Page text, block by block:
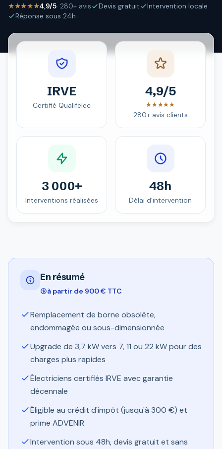
★★★★★4,9/5· 280+ avis Devis gratuit
Intervention locale
Réponse sous 24h
IRVE
Certifié Qualifelec
4,9/5
★★★★★
280+ avis clients
3 000+
Interventions réalisées
48h
Délai d'intervention
En résumé
à partir de 900 € TTC
Remplacement de borne obsolète,
endommagée ou sous-dimensionnée
Upgrade de 3,7 kW vers 7, 11 ou 22 kW pour des
charges plus rapides
Électriciens certifiés IRVE avec garantie
décennale
Éligible au crédit d'impôt (jusqu'à 300 €) et
prime ADVENIR
Intervention sous 48h, devis gratuit et sans